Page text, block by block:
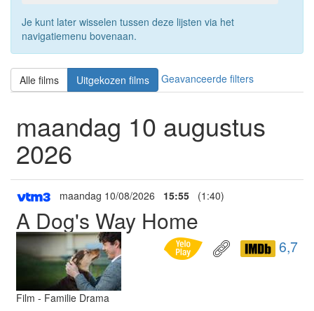
Je kunt later wisselen tussen deze lijsten via het
navigatiemenu bovenaan.
Alle films Uitgekozen films Geavanceerde filters
maandag 10 augustus
2026
maandag 10/08/2026 15:55 (1:40)
A Dog's Way Home
6,7
Film - Familie Drama